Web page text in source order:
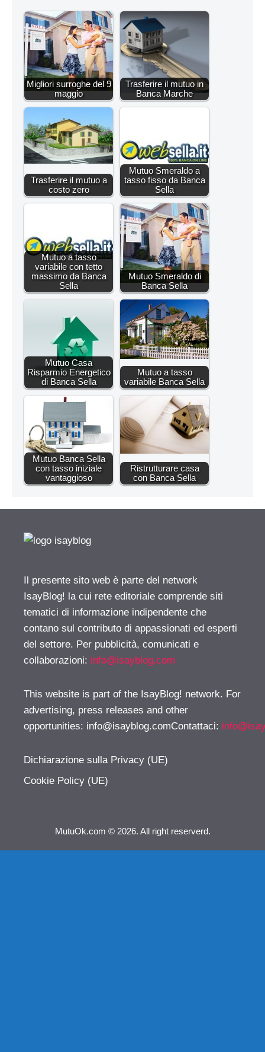
Migliori surroghe del 9
maggio
Trasferire il mutuo in
Banca Marche
Trasferire il mutuo a
costo zero
Mutuo Smeraldo a
tasso fisso da Banca
Sella
Mutuo a tasso
variabile con tetto
massimo da Banca
Sella
Mutuo Smeraldo di
Banca Sella
Mutuo Casa
Risparmio Energetico
di Banca Sella
Mutuo a tasso
variabile Banca Sella
Mutuo Banca Sella
con tasso iniziale
vantaggioso
Ristrutturare casa
con Banca Sella
Il presente sito web è parte del network
IsayBlog! la cui rete editoriale comprende siti
tematici di informazione indipendente che
contano sul contributo di appassionati ed esperti
del settore. Per pubblicità, comunicati e
collaborazioni: info@isayblog.com
This website is part of the IsayBlog! network. For
advertising, press releases and other
opportunities: info@isayblog.comContattaci:
Dichiarazione sulla Privacy (UE)
Cookie Policy (UE)
MutuOk.com © 2026. All right reserverd.